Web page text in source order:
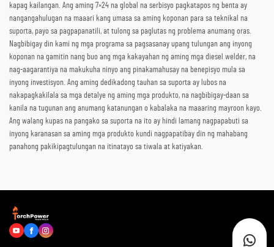
kapag kailangan. Ang aming 7×24 na global na serbisyo pagkatapos ng benta ay
nangangahulugan na maaari kang umasa sa aming koponan para sa teknikal na
suporta, payo sa pagpapanatili, at tulong sa paglutas ng problema anumang oras.
Nagbibigay din kami ng mga programa sa pagsasanay upang tulungan ang inyong
koponan na gamitin nang buo ang mga kakayahan ng aming mga diesel welder, na
nag-aagarantiya na makukuha ninyo ang pinakamahusay na benepisyo mula sa
inyong investisyon. Ang aming dedikadong tauhan sa suporta ay lubos na
nakapagkakilala sa mga detalye ng aming mga produkto, na nagbibigay-daan sa
kanila na tugunan ang anumang katanungan o kabalaka na maaaring mayroon kayo.
Ang walang kupas na pangako sa suporta na ito ay hindi lamang nagpapabuti sa
inyong karanasan sa aming mga produkto kundi nagpapatibay din ng mahabang
panahong pakikipagtulungan na itinatayo sa tiwala at katiyakan.